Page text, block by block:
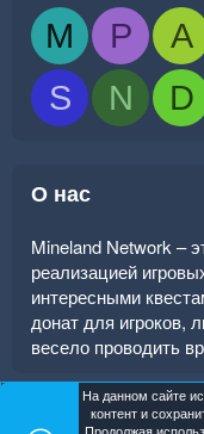
M P A
S
N D
О нас
Mineland Network –
реализацией
интересными
донат для игроков,
весело проводить
На данном сайте
контент и